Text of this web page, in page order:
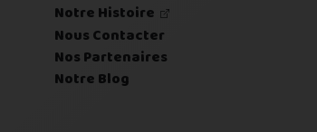
Notre Histoire
Nous Contacter
Nos Partenaires
Notre Blog